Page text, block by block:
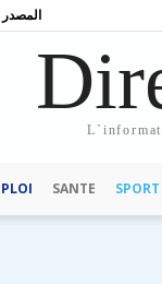
المصدر
SANTE SPORT